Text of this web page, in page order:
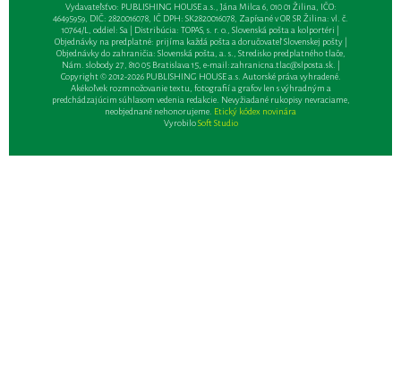
Vydavateľsťvo: PUBLISHING HOUSE a.s., Jána Milca 6, 010 01 Žilina, IČO:
46495959, DIČ: 2820016078, IČ DPH: SK2820016078, Zapísané v OR SR Žilina: vl. č.
10764/L, oddiel: Sa | Distribúcia: TOPAS, s. r. o., Slovenská pošta a kolportéri |
Objednávky na predplatné: prijíma každá pošta a doručovateľ Slovenskej pošty |
Objednávky do zahraničia: Slovenská pošta, a. s., Stredisko predplatného tlače,
Nám. slobody 27, 810 05 Bratislava 15, e-mail:zahranicna.tlac@slposta.sk. |
Copyright © 2012-2026 PUBLISHING HOUSE a.s. Autorské práva vyhradené.
Akékoľvek rozmnožovanie textu, fotografií a grafov len s výhradným a
predchádzajúcim súhlasom vedenia redakcie. Nevyžiadané rukopisy nevraciame,
neobjednané nehonorujeme. Etický kódex novinára
VyrobiloSoft Studio